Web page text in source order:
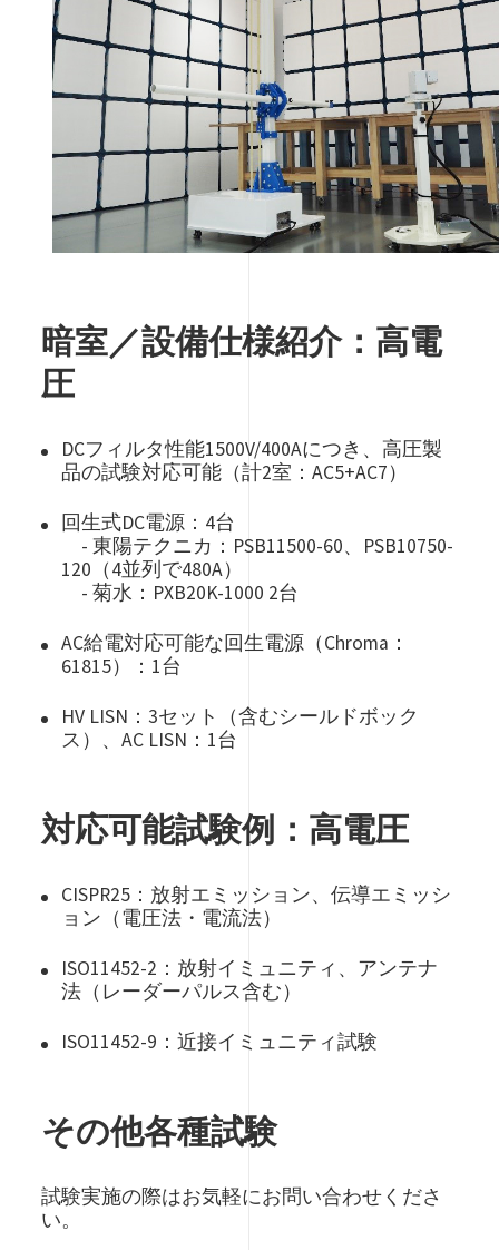
暗室／設備仕様紹介：高電
圧
DCフィルタ性能1500V/400Aにつき、高圧製
品の試験対応可能（計2室：AC5+AC7）
回生式DC電源：4台
- 東陽テクニカ：PSB11500-60、PSB10750-
120（4並列で480A）
- 菊水：PXB20K-1000 2台
AC給電対応可能な回生電源（Chroma：
61815）：1台
HV LISN：3セット（含むシールドボック
ス）、AC LISN：1台
対応可能試験例：高電圧
CISPR25：放射エミッション、伝導エミッシ
ョン（電圧法・電流法）
ISO11452-2：放射イミュニティ、アンテナ
法（レーダーパルス含む）
ISO11452-9：近接イミュニティ試験
その他各種試験
試験実施の際はお気軽にお問い合わせくださ
い。